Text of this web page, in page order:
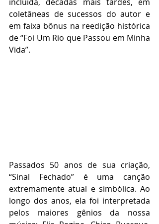
coletâneas de sucessos do autor e
em faixa bônus na reedição histórica
de “Foi Um Rio que Passou em Minha
Vida”.
Passados 50 anos de sua criação,
“Sinal Fechado” é uma canção
extremamente atual e simbólica. Ao
longo dos anos, ela foi interpretada
pelos maiores gênios da nossa